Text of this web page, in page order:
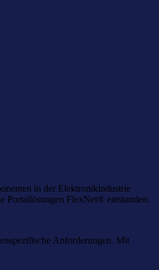
in der Elektronikindustrie
Portallösungen FlexNet® entstanden.
Anforderungen. Mit